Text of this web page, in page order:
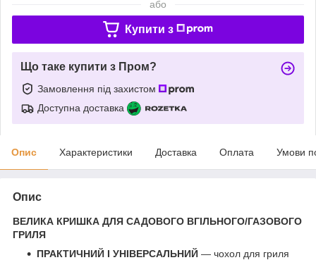
або
Купити з
Що таке купити з Пром?
Замовлення під захистом
Доступна доставка
Опис Характеристики Доставка Оплата Умови
Опис
ВЕЛИКА КРИШКА ДЛЯ САДОВОГО ВГІЛЬНОГО/ГАЗОВОГО
ГРИЛЯ
ПРАКТИЧНИЙ І УНІВЕРСАЛЬНИЙ — чохол для гриля